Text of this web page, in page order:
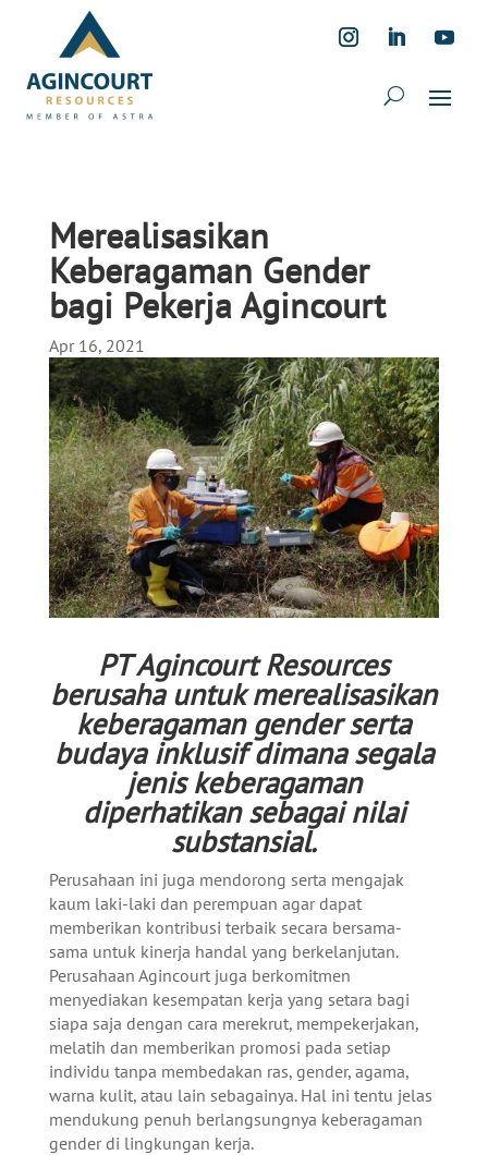
Merealisasikan
Keberagaman Gender
bagi Pekerja Agincourt
Apr 16, 2021
PT Agincourt Resources
berusaha untuk merealisasikan
keberagaman gender serta
budaya inklusif dimana segala
jenis keberagaman
diperhatikan sebagai nilai
substansial.
Perusahaan ini juga mendorong serta mengajak
kaum laki-laki dan perempuan agar dapat
memberikan kontribusi terbaik secara bersama-
sama untuk kinerja handal yang berkelanjutan.
Perusahaan Agincourt juga berkomitmen
menyediakan kesempatan kerja yang setara bagi
siapa saja dengan cara merekrut, mempekerjakan,
melatih dan memberikan promosi pada setiap
individu tanpa membedakan ras, gender, agama,
warna kulit, atau lain sebagainya. Hal ini tentu jelas
mendukung penuh berlangsungnya keberagaman
gender di lingkungan kerja.